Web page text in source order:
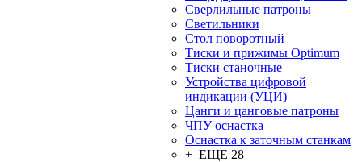
Сверлильные патроны
Светильники
Стол поворотный
Тиски и прижимы Optimum
Тиски станочные
Устройства цифровой
индикации (УЦИ)
Цанги и цанговые патроны
ЧПУ оснастка
Оснастка к заточным станкам
+ ЕЩЕ 28